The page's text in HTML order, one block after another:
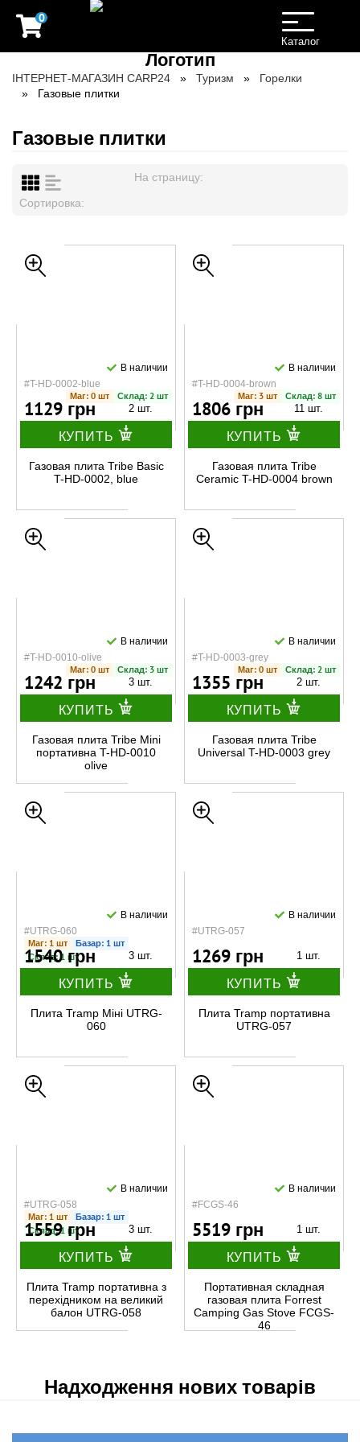
0
Toggle
navigation
Каталог
ІНТЕРНЕТ-МАГАЗИН CARP24 Туризм
Горелки
Газовые плитки
Газовые плитки
На страницу:
Сортировка:
#T-HD-0002-blue
В наличии
Маг: 0 шт Склад: 2 шт
1129 грн 2 шт.
КУПИТЬ
Газовая плита Tribe Basic
T-HD-0002, blue
#T-HD-0004-brown
В наличии
Маг: 3 шт Склад: 8 шт
1806 грн 11 шт.
КУПИТЬ
Газовая плита Tribe
Ceramic T-HD-0004 brown
#T-HD-0010-olive
В наличии
Маг: 0 шт Склад: 3 шт
1242 грн 3 шт.
КУПИТЬ
Газовая плита Tribe Mini
портативна T-HD-0010
olive
#T-HD-0003-grey
В наличии
Маг: 0 шт Склад: 2 шт
1355 грн 2 шт.
КУПИТЬ
Газовая плита Tribe
Universal T-HD-0003 grey
#UTRG-060
В наличии
Маг: 1 шт
Базар: 1 шт
Склад: 1 шт
1540 грн 3 шт.
КУПИТЬ
Плита Tramp Міні UTRG-
060
#UTRG-057
В наличии
1269 грн 1 шт.
КУПИТЬ
Плита Tramp портативна
UTRG-057
#UTRG-058
В наличии
Маг: 1 шт
Базар: 1 шт
Склад: 1 шт
1559 грн 3 шт.
КУПИТЬ
Плита Tramp портативна з
перехідником на великий
балон UTRG-058
#FCGS-46
В наличии
5519 грн 1 шт.
КУПИТЬ
Портативная складная
газовая плита Forrest
Camping Gas Stove FCGS-
46
Надходження нових товарів